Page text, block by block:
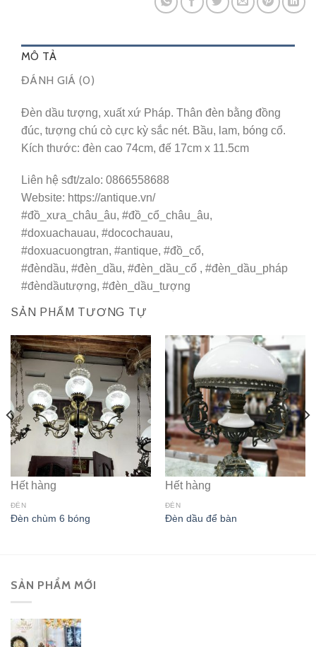
MÔ TẢ
ĐÁNH GIÁ (0)
Đèn dầu tượng, xuất xứ Pháp. Thân đèn bằng đồng
đúc, tượng chú cò cực kỳ sắc nét. Bầu, lam, bóng cổ.
Kích thước: đèn cao 74cm, đế 17cm x 11.5cm
Liên hệ sđt/zalo: 0866558688
Website: https://antique.vn/
#đồ_xưa_châu_âu, #đồ_cổ_châu_âu,
#doxuachauau, #docochauau,
#doxuacuongtran, #antique, #đồ_cổ,
#đèndầu, #đèn_dầu, #đèn_dầu_cổ , #đèn_dầu_pháp
#đèndầutượng, #đèn_dầu_tượng
SẢN PHẨM TƯƠNG TỰ
Hết hàng
ĐÈN
Đèn chùm 6 bóng
Hết hàng
ĐÈN
Đèn dầu để bàn
SẢN PHẨM MỚI